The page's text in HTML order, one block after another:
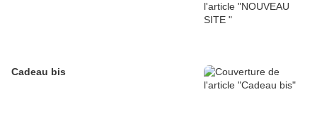
Cadeau bis